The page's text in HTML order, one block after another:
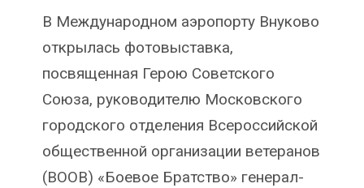
В Международном аэропорту Внуково
открылась фотовыставка,
посвященная Герою Советского
Союза, руководителю Московского
городского отделения Всероссийской
общественной организации ветеранов
(ВООВ) «Боевое Братство» генерал-